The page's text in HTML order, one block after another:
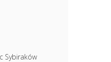
Sybiraków